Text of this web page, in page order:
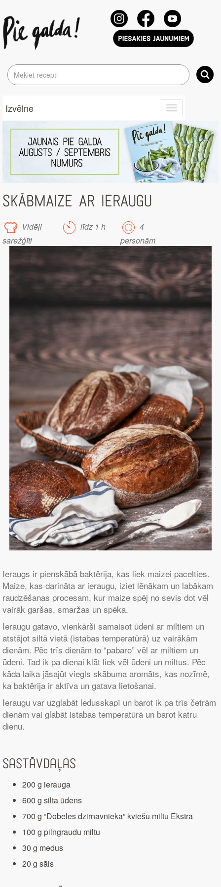
Toggle
navigation
Izvēlne
SKĀBMAIZE AR IERAUGU
Vidēji
sarežģīti
līdz 1 h
4
personām
Ieraugs ir pienskābā baktērija, kas liek maizei pacelties.
Maize, kas darināta ar ieraugu, iziet lēnākam un labākam
raudzēšanas procesam, kur maize spēj no sevis dot vēl
vairāk garšas, smaržas un spēka.
Ieraugu gatavo, vienkārši samaisot ūdeni ar miltiem un
atstājot siltā vietā (istabas temperatūrā) uz vairākām
dienām. Pēc trīs dienām to “pabaro” vēl ar miltiem un
ūdeni. Tad ik pa dienai klāt liek vēl ūdeni un miltus. Pēc
kāda laika jāsajūt viegls skābuma aromāts, kas nozīmē,
ka baktērija ir aktīva un gatava lietošanai.
Ieraugu var uzglabāt ledusskapī un barot ik pa trīs četrām
dienām vai glabāt istabas temperatūrā un barot katru
dienu.
Sastāvdaļas
200 g ierauga
600 g silta ūdens
700 g “Dobeles dzirnavnieka” kviešu miltu Ekstra
100 g pilngraudu miltu
30 g medus
20 g sāls